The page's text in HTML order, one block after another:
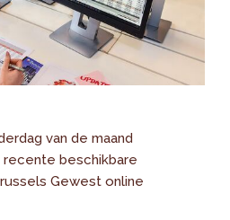
van de maand
beschikbare
Gewest online